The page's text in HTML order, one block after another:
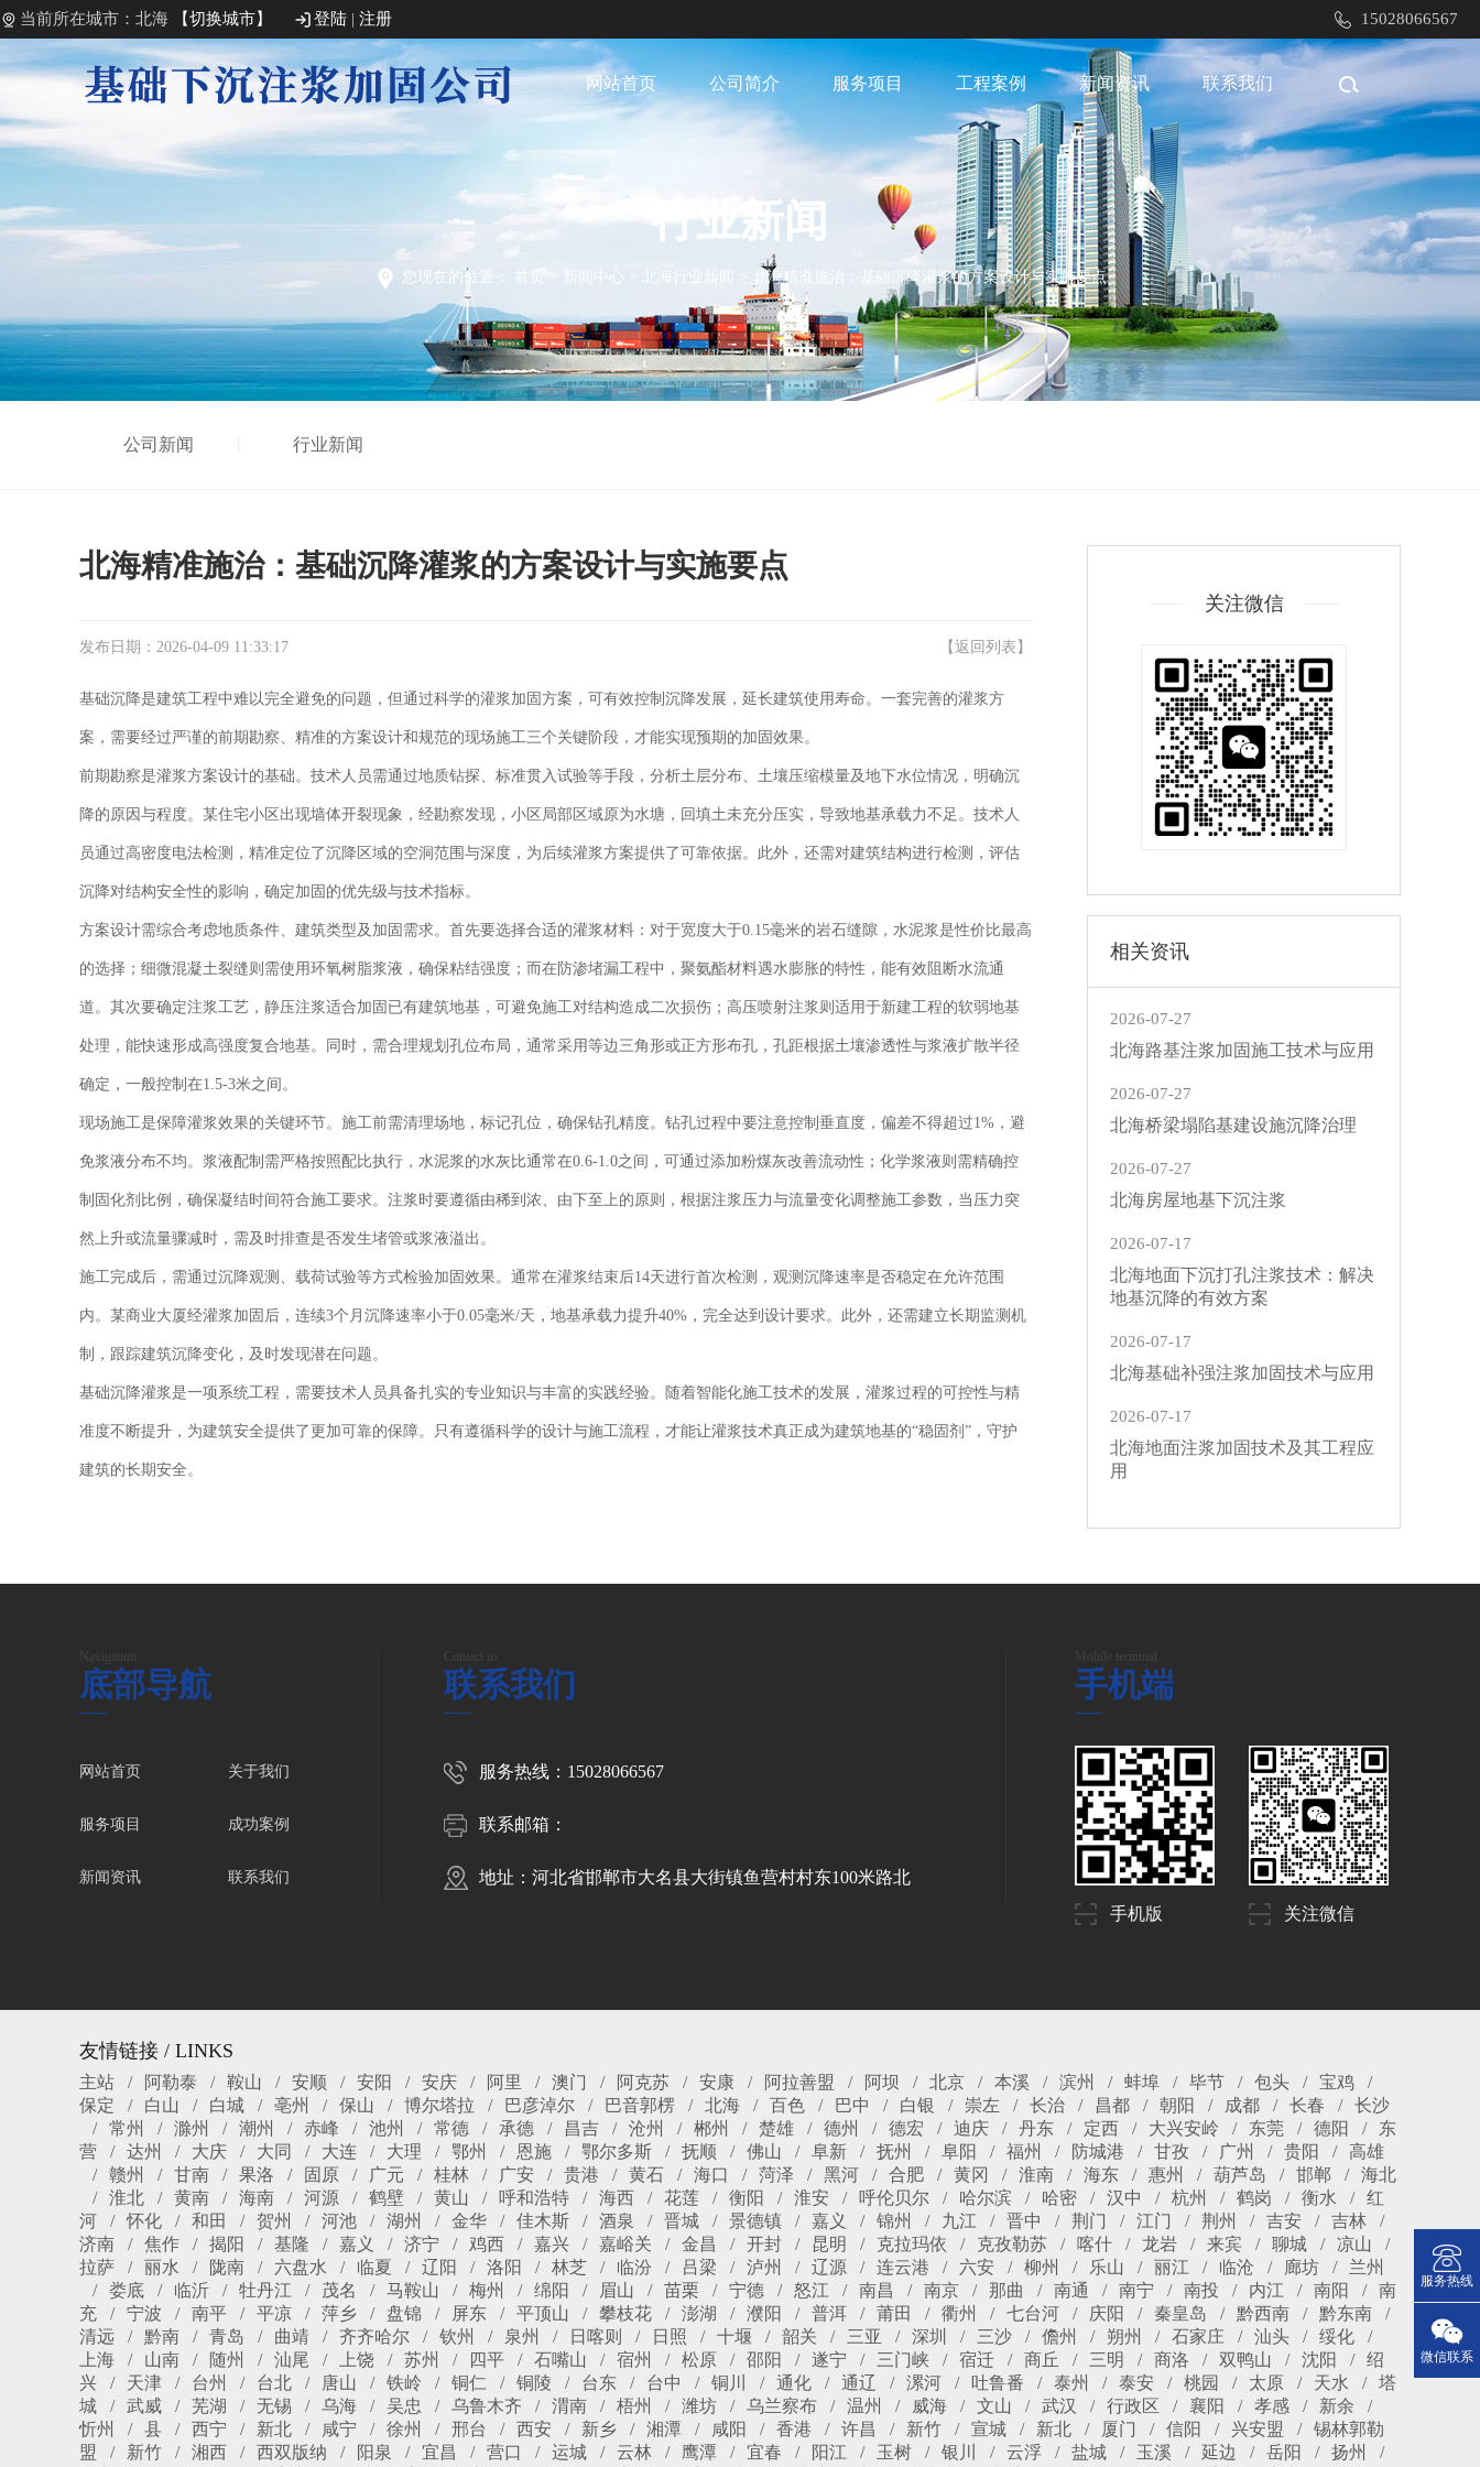
当前所在城市：北海 【切换城市】 登陆 | 注册 15028066567
网站首页 公司简介 服务项目 工程案例 新闻资讯 联系我们
行业新闻
您现在的位置： 首页 > 新闻中心 > 北海行业新闻 > 北海精准施治：基础沉降灌浆的方案设计与实施要点
公司新闻 行业新闻
北海精准施治：基础沉降灌浆的方案设计与实施要点
发布日期：2026-04-09 11:33:17 【 返回列表 】
基础沉降是建筑工程中难以完全避免的问题，但通过科学的灌浆加固方案，可有效控制沉降发展，延长建筑使用寿命。一套完善的灌浆方
案，需要经过严谨的前期勘察、精准的方案设计和规范的现场施工三个关键阶段，才能实现预期的加固效果。
前期勘察是灌浆方案设计的基础。技术人员需通过地质钻探、标准贯入试验等手段，分析土层分布、土壤压缩模量及地下水位情况，明确沉
降的原因与程度。某住宅小区出现墙体开裂现象，经勘察发现，小区局部区域原为水塘，回填土未充分压实，导致地基承载力不足。技术人
员通过高密度电法检测，精准定位了沉降区域的空洞范围与深度，为后续灌浆方案提供了可靠依据。此外，还需对建筑结构进行检测，评估
沉降对结构安全性的影响，确定加固的优先级与技术指标。
方案设计需综合考虑地质条件、建筑类型及加固需求。首先要选择合适的灌浆材料：对于宽度大于0.15毫米的岩石缝隙，水泥浆是性价比最高
的选择；细微混凝土裂缝则需使用环氧树脂浆液，确保粘结强度；而在防渗堵漏工程中，聚氨酯材料遇水膨胀的特性，能有效阻断水流通
道。其次要确定注浆工艺，静压注浆适合加固已有建筑地基，可避免施工对结构造成二次损伤；高压喷射注浆则适用于新建工程的软弱地基
处理，能快速形成高强度复合地基。同时，需合理规划孔位布局，通常采用等边三角形或正方形布孔，孔距根据土壤渗透性与浆液扩散半径
确定，一般控制在1.5-3米之间。
现场施工是保障灌浆效果的关键环节。施工前需清理场地，标记孔位，确保钻孔精度。钻孔过程中要注意控制垂直度，偏差不得超过1%，避
免浆液分布不均。浆液配制需严格按照配比执行，水泥浆的水灰比通常在0.6-1.0之间，可通过添加粉煤灰改善流动性；化学浆液则需精确控
制固化剂比例，确保凝结时间符合施工要求。注浆时要遵循由稀到浓、由下至上的原则，根据注浆压力与流量变化调整施工参数，当压力突
然上升或流量骤减时，需及时排查是否发生堵管或浆液溢出。
施工完成后，需通过沉降观测、载荷试验等方式检验加固效果。通常在灌浆结束后14天进行首次检测，观测沉降速率是否稳定在允许范围
内。某商业大厦经灌浆加固后，连续3个月沉降速率小于0.05毫米/天，地基承载力提升40%，完全达到设计要求。此外，还需建立长期监测机
制，跟踪建筑沉降变化，及时发现潜在问题。
基础沉降灌浆是一项系统工程，需要技术人员具备扎实的专业知识与丰富的实践经验。随着智能化施工技术的发展，灌浆过程的可控性与精
准度不断提升，为建筑安全提供了更加可靠的保障。只有遵循科学的设计与施工流程，才能让灌浆技术真正成为建筑地基的“稳固剂”，守护
建筑的长期安全。
关注微信
相关资讯
2026-07-27
北海路基注浆加固施工技术与应用
2026-07-27
北海桥梁塌陷基建设施沉降治理
2026-07-27
北海房屋地基下沉注浆
2026-07-17
北海地面下沉打孔注浆技术：解决
地基沉降的有效方案
2026-07-17
北海基础补强注浆加固技术与应用
2026-07-17
北海地面注浆加固技术及其工程应
用
底部导航
网站首页 关于我们
服务项目 成功案例
新闻资讯 联系我们
联系我们
服务热线：15028066567
联系邮箱：
地址：河北省邯郸市大名县大街镇鱼营村村东100米路北
手机端
手机版 关注微信
友情链接 / LINKS
主站 阿勒泰 鞍山 安顺 安阳 安庆 阿里 澳门 阿克苏 安康 阿拉善盟 阿坝 北京 本溪 滨州 蚌埠 毕节 包头
宝鸡
保定
白山 白城 亳州 保山 博尔塔拉 巴彦淖尔 巴音郭楞 北海 百色 巴中 白银 崇左 长治 昌都 朝阳 成都 长春
长沙
常州
滁州 潮州 赤峰 池州 常德 承德 昌吉 沧州 郴州 楚雄 德州 德宏 迪庆 丹东 定西 大兴安岭 东莞 德阳
东
营
达州 大庆 大同 大连 大理 鄂州 恩施 鄂尔多斯 抚顺 佛山 阜新 抚州 阜阳 福州 防城港 甘孜 广州 贵阳
高雄
赣州
甘南 果洛 固原 广元 桂林 广安 贵港 黄石 海口 菏泽 黑河 合肥 黄冈 淮南 海东 惠州 葫芦岛 邯郸
海北
淮北
黄南 海南 河源 鹤壁 黄山 呼和浩特 海西 花莲 衡阳 淮安 呼伦贝尔 哈尔滨 哈密 汉中 杭州 鹤岗 衡水
红
河
怀化 和田 贺州 河池 湖州 金华 佳木斯 酒泉 晋城 景德镇 嘉义 锦州 九江 晋中 荆门 江门 荆州 吉安
吉林
济南
焦作 揭阳 基隆 嘉义 济宁 鸡西 嘉兴 嘉峪关 金昌 开封 昆明 克拉玛依 克孜勒苏 喀什 龙岩 来宾 聊城
凉山
拉萨
丽水 陇南 六盘水 临夏 辽阳 洛阳 林芝 临汾 吕梁 泸州 辽源 连云港 六安 柳州 乐山 丽江 临沧 廊坊
兰州
娄底
临沂 牡丹江 茂名 马鞍山 梅州 绵阳 眉山 苗栗 宁德 怒江 南昌 南京 那曲 南通 南宁 南投 内江 南阳
南
充
宁波 南平 平凉 萍乡 盘锦 屏东 平顶山 攀枝花 澎湖 濮阳 普洱 莆田 衢州 七台河 庆阳 秦皇岛 黔西南
黔东南
清远
黔南 青岛 曲靖 齐齐哈尔 钦州 泉州 日喀则 日照 十堰 韶关 三亚 深圳 三沙 儋州 朔州 石家庄 汕头
绥化
上海
山南 随州 汕尾 上饶 苏州 四平 石嘴山 宿州 松原 邵阳 遂宁 三门峡 宿迁 商丘 三明 商洛 双鸭山 沈阳
绍
兴
天津 台州 台北 唐山 铁岭 铜仁 铜陵 台东 台中 铜川 通化 通辽 漯河 吐鲁番 泰州 泰安 桃园 太原 天水
塔
城
武威 芜湖 无锡 乌海 吴忠 乌鲁木齐 渭南 梧州 潍坊 乌兰察布 温州 威海 文山 武汉 行政区 襄阳 孝感
新余
忻州
县 西宁 新北 咸宁 徐州 邢台 西安 新乡 湘潭 咸阳 香港 许昌 新竹 宣城 新北 厦门 信阳 兴安盟
锡林郭勒
盟
新竹 湘西 西双版纳 阳泉 宜昌 营口 运城 云林 鹰潭 宜春 阳江 玉树 银川 云浮 盐城 玉溪 延边 岳阳
扬州
服务热线
微信联系